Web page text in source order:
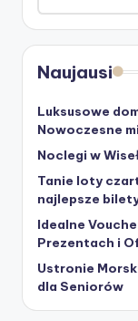
Naujausi
Luksusowe
Nowoczesne
Noclegi w
Tanie loty
najlepsze
Idealne
Prezentach i
Ustronie
dla Seniorów